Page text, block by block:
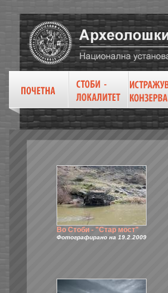
Во Стоби - "Стар мост"
Фотографирано на 19.2.2009